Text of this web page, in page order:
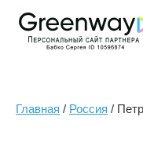
Главная / Россия /